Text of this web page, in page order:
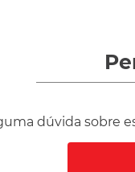
dúvida sobre